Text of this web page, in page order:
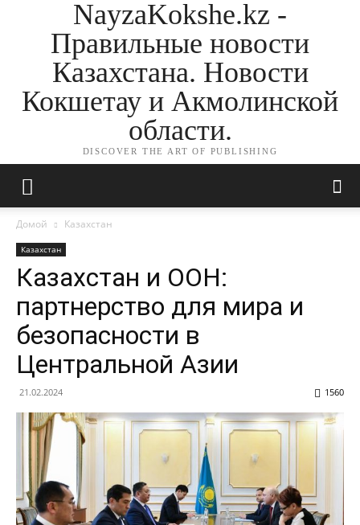
NayzaKokshe.kz -
Правильные новости
Казахстана. Новости
Кокшетау и Акмолинской
области.
DISCOVER THE ART OF PUBLISHING
Домой Казахстан
Казахстан
Казахстан и ООН:
партнерство для мира и
безопасности в
Центральной Азии
21.02.2024 1560